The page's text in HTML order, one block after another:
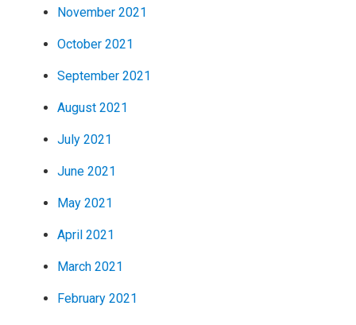
November 2021
October 2021
September 2021
August 2021
July 2021
June 2021
May 2021
April 2021
March 2021
February 2021